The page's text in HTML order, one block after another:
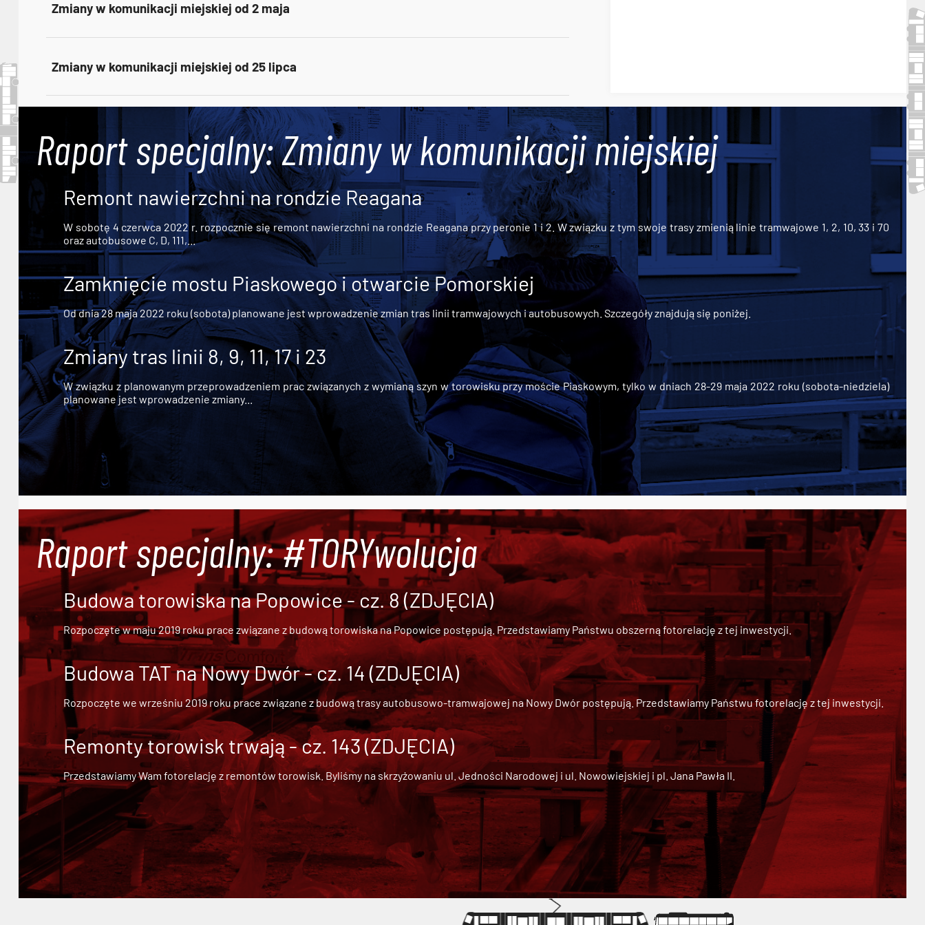
Zmiany w komunikacji miejskiej od 2 maja
Zmiany w komunikacji miejskiej od 25 lipca
Raport specjalny: Zmiany w komunikacji miejskiej
Remont nawierzchni na rondzie Reagana
W sobotę 4 czerwca 2022 r. rozpocznie się remont nawierzchni na rondzie Reagana przy peronie 1 i 2. W związku z tym swoje trasy zmienią linie tramwajowe 1, 2, 10, 33 i 70
oraz autobusowe C, D, 111,...
Zamknięcie mostu Piaskowego i otwarcie Pomorskiej
Od dnia 28 maja 2022 roku (sobota) planowane jest wprowadzenie zmian tras linii tramwajowych i autobusowych. Szczegóły znajdują się poniżej.
Zmiany tras linii 8, 9, 11, 17 i 23
W związku z planowanym przeprowadzeniem prac związanych z wymianą szyn w torowisku przy moście Piaskowym, tylko w dniach 28-29 maja 2022 roku (sobota-niedziela)
planowane jest wprowadzenie zmiany...
Raport specjalny: #TORYwolucja
Budowa torowiska na Popowice - cz. 8 (ZDJĘCIA)
Rozpoczęte w maju 2019 roku prace związane z budową torowiska na Popowice postępują. Przedstawiamy Państwu obszerną fotorelację z tej inwestycji.
Budowa TAT na Nowy Dwór - cz. 14 (ZDJĘCIA)
Rozpoczęte we wrześniu 2019 roku prace związane zbudową trasy autobusowo-tramwajowej na Nowy Dwór postępują. Przedstawiamy Państwu fotorelację z tej inwestycji.
Remonty torowisk trwają - cz. 143 (ZDJĘCIA)
Przedstawiamy Wam fotorelację z remontów torowisk. Byliśmy na skrzyżowaniu ul. Jedności Narodowej i ul. Nowowiejskiej i pl. Jana Pawła II.